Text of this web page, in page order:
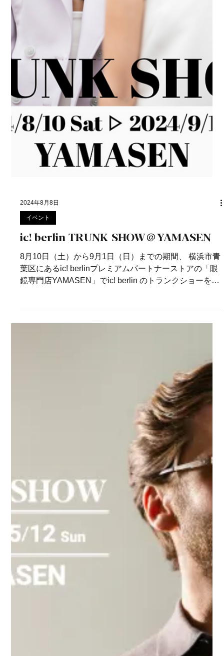
2025年7月4日
イベント
マディニテ・アイウェアブティック
7月12日（土）から7月21日（月）まで、浜松市のアク
トプラザ２Fにあるマディニテ・アイウェアブティック
にてでアイシーベルリンイベントを開催いたします。
以上のモデルをラインナップいたします。 イベント期
間中にic!...